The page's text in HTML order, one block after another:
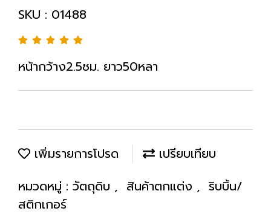
SKU : 01488
หน้ากว้าง2.5ซม. ยาว50หลา
เพิ่มรายการโปรด
เปรียบเทียบ
หมวดหมู่ : วัตถุดิบ , สินค้าตกแต่ง , ริบบิ้น/
สติกเกอร์